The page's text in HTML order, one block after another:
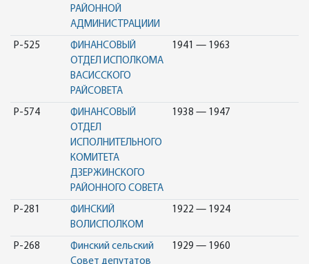
РАЙОННОЙ
АДМИНИСТРАЦИИИ
Р-525
ФИНАНСОВЫЙ
ОТДЕЛ ИСПОЛКОМА
ВАСИССКОГО
РАЙСОВЕТА
1941 — 1963
Р-574
ФИНАНСОВЫЙ
ОТДЕЛ
ИСПОЛНИТЕЛЬНОГО
КОМИТЕТА
ДЗЕРЖИНСКОГО
РАЙОННОГО СОВЕТА
1938 — 1947
Р-281
ФИНСКИЙ
ВОЛИСПОЛКОМ
1922 — 1924
Р-268
Финский сельский
Совет депутатов
1929 — 1960